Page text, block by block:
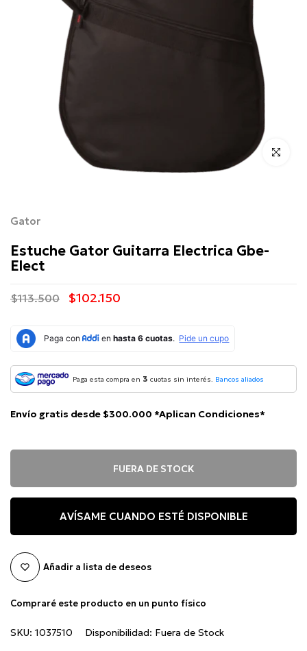
Click para
Gator
Estuche Gator Guitarra Electrica Gbe-
Elect
$113.500 $102.150
Paga esta compra en 3 cuotas sin interés. Bancos aliados
Envío gratis desde $300.000 *Aplican Condiciones*
FUERA DE STOCK
AVÍSAME CUANDO ESTÉ DISPONIBLE
Añadir a lista de deseos
Compraré este producto en un punto físico
SKU: 1037510 Disponibilidad: Fuera de Stock